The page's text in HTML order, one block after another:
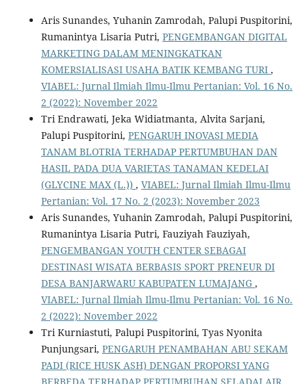
Aris Sunandes, Yuhanin Zamrodah, Palupi Puspitorini,
Rumanintya Lisaria Putri, PENGEMBANGAN DIGITAL
MARKETING DALAM MENINGKATKAN
KOMERSIALISASI USAHA BATIK KEMBANG TURI ,
VIABEL: Jurnal Ilmiah Ilmu-Ilmu Pertanian: Vol. 16 No.
2 (2022): November 2022
Tri Endrawati, Jeka Widiatmanta, Alvita Sarjani,
Palupi Puspitorini, PENGARUH INOVASI MEDIA
TANAM BLOTRIA TERHADAP PERTUMBUHAN DAN
HASIL PADA DUA VARIETAS TANAMAN KEDELAI
(GLYCINE MAX (L.)) , VIABEL: Jurnal Ilmiah Ilmu-Ilmu
Pertanian: Vol. 17 No. 2 (2023): November 2023
Aris Sunandes, Yuhanin Zamrodah, Palupi Puspitorini,
Rumanintya Lisaria Putri, Fauziyah Fauziyah,
PENGEMBANGAN YOUTH CENTER SEBAGAI
DESTINASI WISATA BERBASIS SPORT PRENEUR DI
DESA BANJARWARU KABUPATEN LUMAJANG ,
VIABEL: Jurnal Ilmiah Ilmu-Ilmu Pertanian: Vol. 16 No.
2 (2022): November 2022
Tri Kurniastuti, Palupi Puspitorini, Tyas Nyonita
Punjungsari, PENGARUH PENAMBAHAN ABU SEKAM
PADI (RICE HUSK ASH) DENGAN PROPORSI YANG